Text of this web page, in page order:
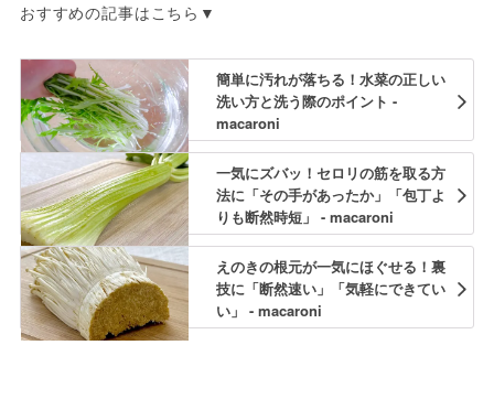
おすすめの記事はこちら▼
簡単に汚れが落ちる！水菜の正しい
洗い方と洗う際のポイント -
macaroni
一気にズバッ！セロリの筋を取る方
法に「その手があったか」「包丁よ
りも断然時短」 - macaroni
えのきの根元が一気にほぐせる！裏
技に「断然速い」「気軽にできてい
い」 - macaroni